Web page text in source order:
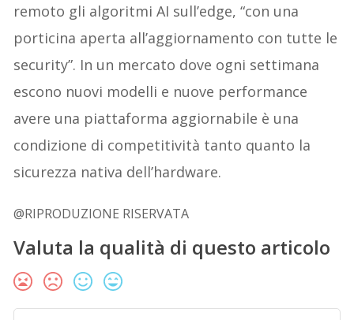
remoto gli algoritmi AI sull’edge, “con una
porticina aperta all’aggiornamento con tutte le
security”. In un mercato dove ogni settimana
escono nuovi modelli e nuove performance
avere una piattaforma aggiornabile è una
condizione di competitività tanto quanto la
sicurezza nativa dell’hardware.
@RIPRODUZIONE RISERVATA
Valuta la qualità di questo articolo